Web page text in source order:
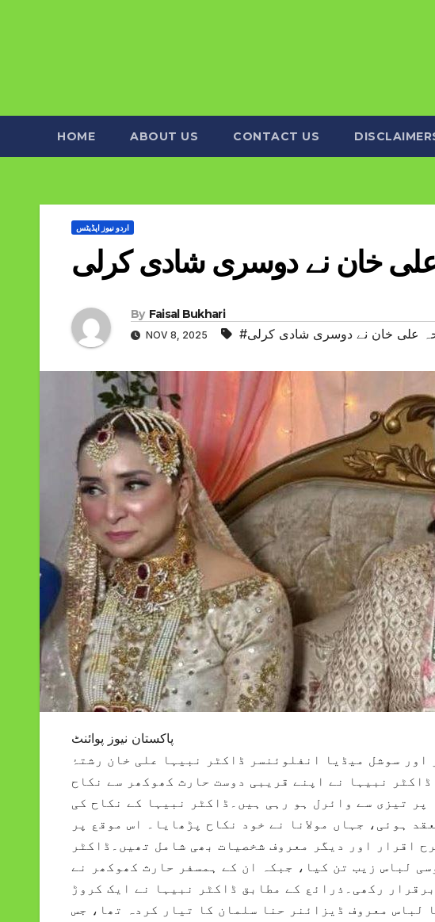
HOME ABOUT US CONTACT US
اردو نیوز اپڈیٹس
علی خان نے دوسری شادی کرلی
By Faisal Bukhari
NOV 8, 2025 علی خان نے دوسری شادی کرلی
پاکستان نیوز پوائنٹ
سوشل میڈیا انفلوئنسر ڈاکٹر نبیہا علی خان رشتۂ
نبیہا نے اپنے قریبی دوست حارث کھوکھر سے نکاح
تیزی سے وائرل ہو رہی ہیں۔ڈاکٹر نبیہا کے نکاح کی
ہوئی، جہاں مولانا نے خود نکاح پڑھایا۔ اس موقع پر
اقرار اور دیگر معروف شخصیات بھی شامل تھیں۔ڈاکٹر
لباس زیب تن کیا، جبکہ ان کے ہمسفر حارث کھوکھر نے
رکھی۔ذرائع کے مطابق ڈاکٹر نبیہا نے ایک کروڑ
لباس معروف ڈیزائنر حنا سلمان کا تیار کردہ تھا، جس